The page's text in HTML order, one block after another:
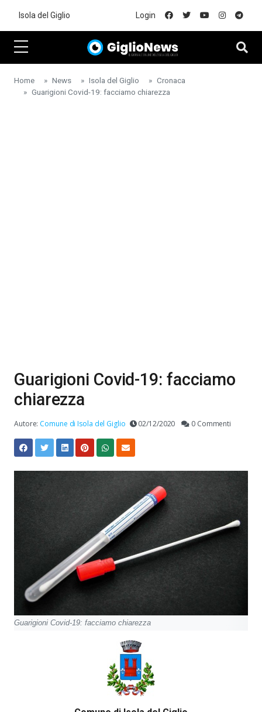
Isola del Giglio Login
Home News Isola del Giglio
Cronaca
Guarigioni Covid-19: facciamo chiarezza
Guarigioni Covid-19: facciamo
chiarezza
Autore: Comune di Isola del Giglio 02/12/2020 0 Commenti
Guarigioni Covid-19: facciamo chiarezza